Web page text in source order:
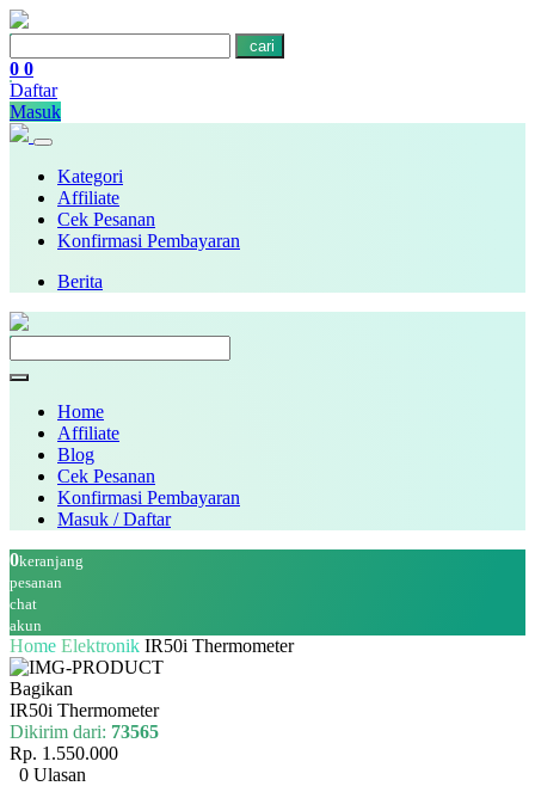
cari
0 0
Daftar
Masuk
Kategori
Affiliate
Cek Pesanan
Konfirmasi Pembayaran
Berita
Home
Affiliate
Blog
Cek Pesanan
Konfirmasi Pembayaran
Masuk / Daftar
0keranjang
pesanan
chat
akun
Home Elektronik IR50i Thermometer
Bagikan
IR50i Thermometer
Dikirim dari: 73565
Rp. 1.550.000
0 Ulasan